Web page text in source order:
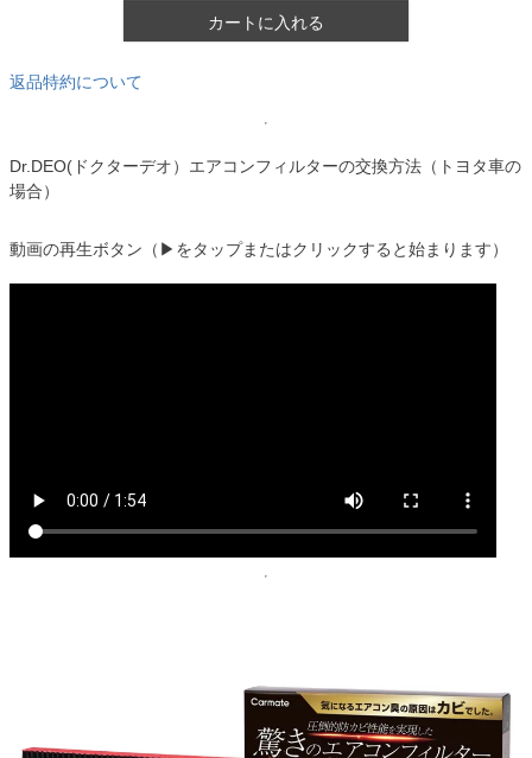
カートに入れる
返品特約について
Dr.DEO(ドクターデオ）エアコンフィルターの交換方法（トヨタ車の
場合）
動画の再生ボタン（▶をタップまたはクリックすると始まります）